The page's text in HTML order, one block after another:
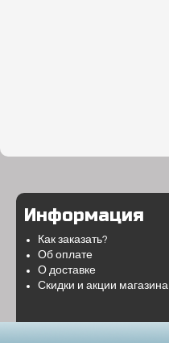
Информация
Как заказать?
Об оплате
О доставке
Скидки и акции магазина